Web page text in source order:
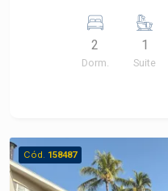
vagas de garagem
2
Dorm.
1
Suite
Cód. 158487